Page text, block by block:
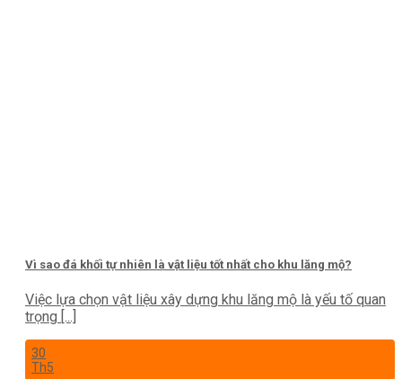
Vì sao đá khối tự nhiên là vật liệu tốt nhất cho khu lăng mộ?
Việc lựa chọn vật liệu xây dựng khu lăng mộ là yếu tố quan
trọng [...]
30
Th5